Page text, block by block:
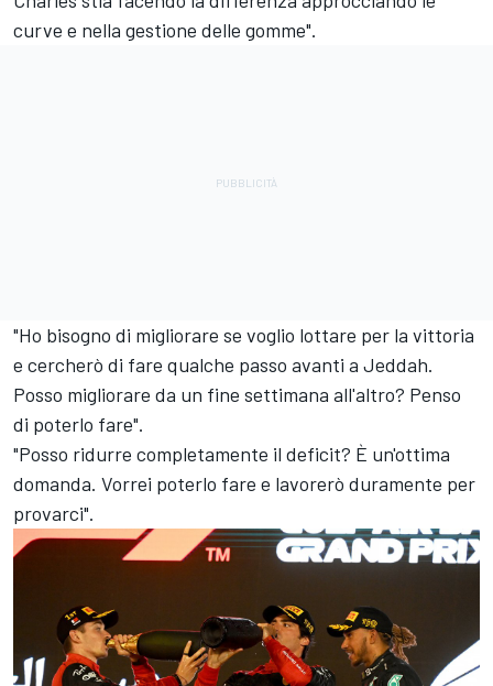
curve e nella gestione delle gomme".
"Ho bisogno di migliorare se voglio lottare per la vittoria
e cercherò di fare qualche passo avanti a Jeddah.
Posso migliorare da un fine settimana all'altro? Penso
di poterlo fare".
"Posso ridurre completamente il deficit? È un'ottima
domanda. Vorrei poterlo fare e lavorerò duramente per
provarci".